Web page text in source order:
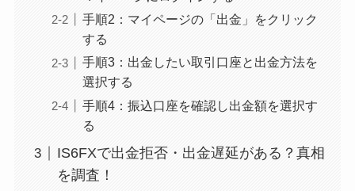
手順2：マイページの「出金」をクリック
する
手順3：出金したい取引口座と出金方法を
選択する
手順4：振込口座を確認し出金額を選択す
る
IS6FXで出金拒否・出金遅延がある？真相
を調査！